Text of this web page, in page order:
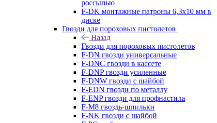
россыпью
F-DK монтажные патроны 6,3х10 мм в
диске
Гвозди для пороховых пистолетов
Назад
Гвозди для пороховых пистолетов
F-DN гвозди универсальные
F-DNC гвозди в кассете
F-DNP гвозди усиленные
F-DNW гвозди с шайбой
F-EDN гвозди по металлу
F-ENP гвозди для профнастила
F-M8 гвоздь-шпильки
F-NK гвозди с шайбой